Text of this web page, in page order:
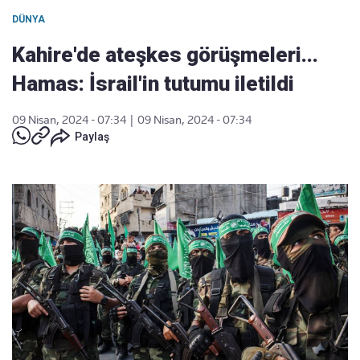
DÜNYA
Kahire'de ateşkes görüşmeleri...
Hamas: İsrail'in tutumu iletildi
09 Nisan, 2024 - 07:34
09 Nisan, 2024 - 07:34
Paylaş